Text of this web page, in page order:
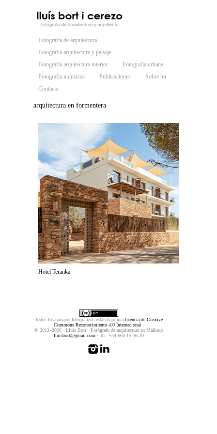
Fotografía de arquitectura
Fotografía arquitectura y paisaje
Fotografía arquitectura interior
Fotografía urbana
Fotografía industrial
Publicaciones
Sobre mi
Contacto
arquitectura en formentera
Hotel Teranka
Todos los trabajos fotográficos están bajo una licencia de Creative
Commons Reconocimiento 4.0 Internacional .
© 2012–2026 · Lluís Bort · Fotógrafo de arquitectura en Mallorca
lluisbort@gmail.com · Tel. +34 660 15 36 20